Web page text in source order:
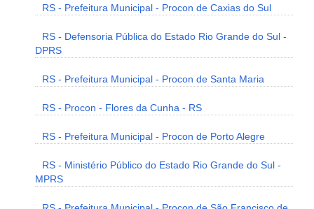
RS - Prefeitura Municipal - Procon de Caxias do Sul
RS - Defensoria Pública do Estado Rio Grande do Sul -
DPRS
RS - Prefeitura Municipal - Procon de Santa Maria
RS - Procon - Flores da Cunha - RS
RS - Prefeitura Municipal - Procon de Porto Alegre
RS - Ministério Público do Estado Rio Grande do Sul -
MPRS